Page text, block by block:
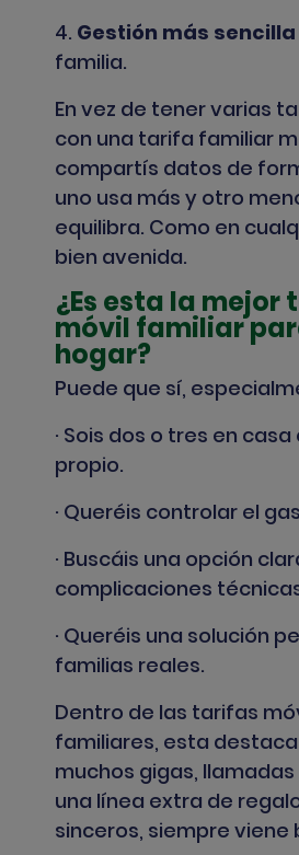
4. Gestión más sencilla
familia.
En vez de tener varias
con una tarifa familiar
compartís datos de
uno usa más y otro
equilibra. Como en
bien avenida.
¿Es esta la mejor
móvil familiar
hogar?
Puede que sí,
· Sois dos o tres en
propio.
· Queréis controlar el
· Buscáis una opción
complicaciones
· Queréis una solución
familias reales.
Dentro de las tarifas
familiares, esta
muchos gigas,
una línea extra de
sinceros, siempre viene